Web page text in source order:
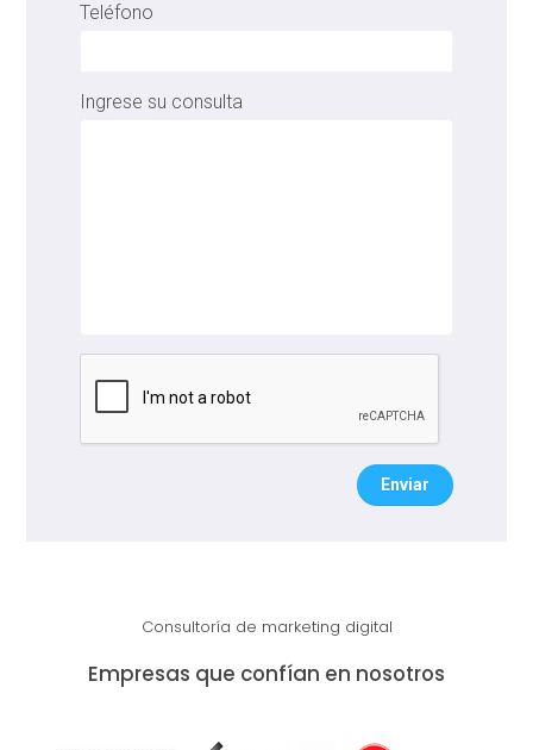
Teléfono
Ingrese su consulta
Enviar
Consultoría de marketing digital
Empresas que confían en nosotros